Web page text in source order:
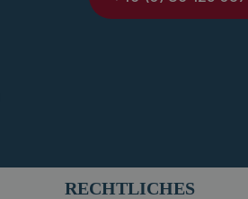
RECHTLICHES